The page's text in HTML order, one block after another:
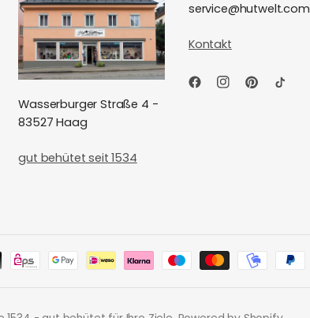
Wasserburger Straße 4 -
83527 Haag
gut behütet seit 1534
service@hutwelt.com
Kontakt